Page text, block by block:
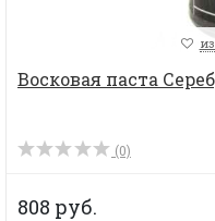
Восковая паста
(0)
808 руб.